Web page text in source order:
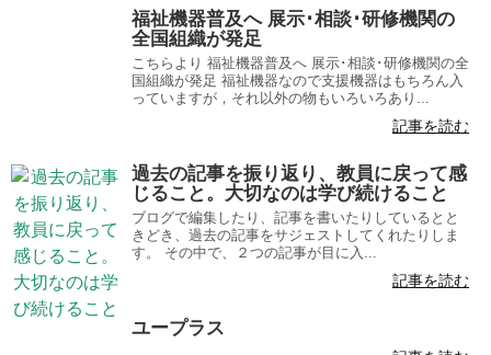
福祉機器普及へ 展示･相談･研修機関の
全国組織が発足
こちらより 福祉機器普及へ 展示･相談･研修機関の全
国組織が発足 福祉機器なので支援機器はもちろん入
っていますが，それ以外の物もいろいろあり...
記事を読む
過去の記事を振り返り、教員に戻って感
じること。大切なのは学び続けること
ブログで編集したり、記事を書いたりしているとと
きどき、過去の記事をサジェストしてくれたりしま
す。 その中で、２つの記事が目に入...
記事を読む
ユープラス